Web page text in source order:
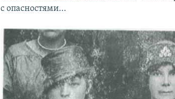
с опасностями...